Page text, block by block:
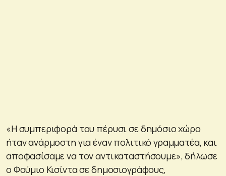
«Η συμπεριφορά του πέρυσι σε δημόσιο χώρο
ήταν ανάρμοστη για έναν πολιτικό γραμματέα, και
αποφασίσαμε να τον αντικαταστήσουμε», δήλωσε
ο Φούμιο Κισίντα σε δημοσιογράφους,